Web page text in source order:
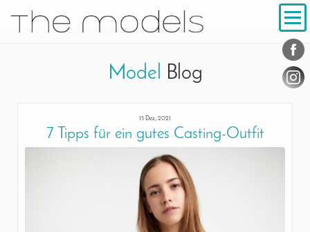
Navigation
Model Blog
15 Dez, 2021
7 Tipps für ein gutes Casting-Outfit